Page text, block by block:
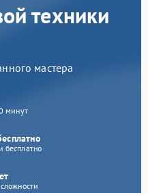
техники
мастера
минут
бесплатно